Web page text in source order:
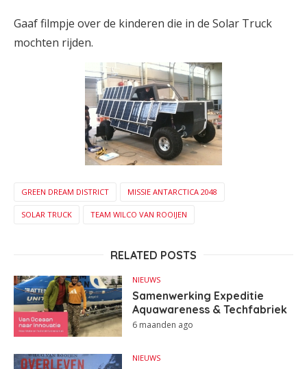
Gaaf filmpje over de kinderen die in de Solar Truck
mochten rijden.
GREEN DREAM DISTRICT MISSIE ANTARCTICA 2048
SOLAR TRUCK TEAM WILCO VAN ROOIJEN
RELATED POSTS
NIEUWS
Samenwerking Expeditie
Aquawareness & Techfabriek
6 maanden ago
NIEUWS